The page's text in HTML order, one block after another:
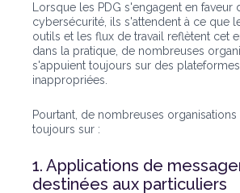
Lorsque les PDG s'engagent en faveur
cybersécurité, ils s'attendent à ce que
outils et les flux de travail reflètent cet
dans la pratique, de nombreuses
s'appuient toujours sur des
inappropriées.
Pourtant, de nombreuses
toujours sur :
1. Applications de
destinées aux particuliers